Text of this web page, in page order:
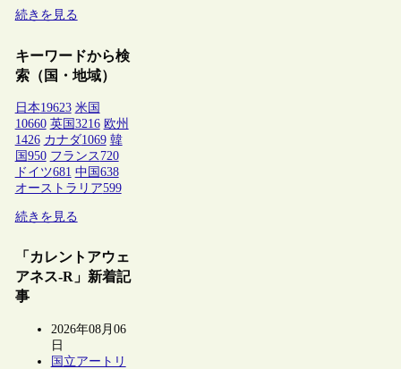
続きを見る
キーワードから検
索（国・地域）
日本19623 米国
10660 英国 3216 欧州
1426 カナダ1069 韓
国 950 フランス 720
ドイツ681 中国 638
オーストラリア599
続きを見る
「カレントアウェ
アネス-R」新着記
事
2026年08月06
日
国立アートリ